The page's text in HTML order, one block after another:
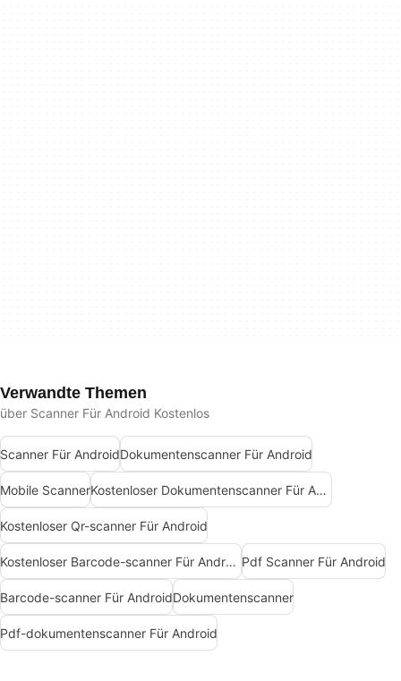
Verwandte Themen
über Scanner Für Android Kostenlos
Scanner Für AndroidDokumentenscanner Für Android
Mobile Scanner Kostenloser Dokumentenscanner Für Android
Kostenloser Qr-scanner Für Android
Kostenloser Barcode-scanner Für Android Pdf Scanner Für Android
Barcode-scanner Für AndroidDokumentenscanner
Pdf-dokumentenscanner Für Android